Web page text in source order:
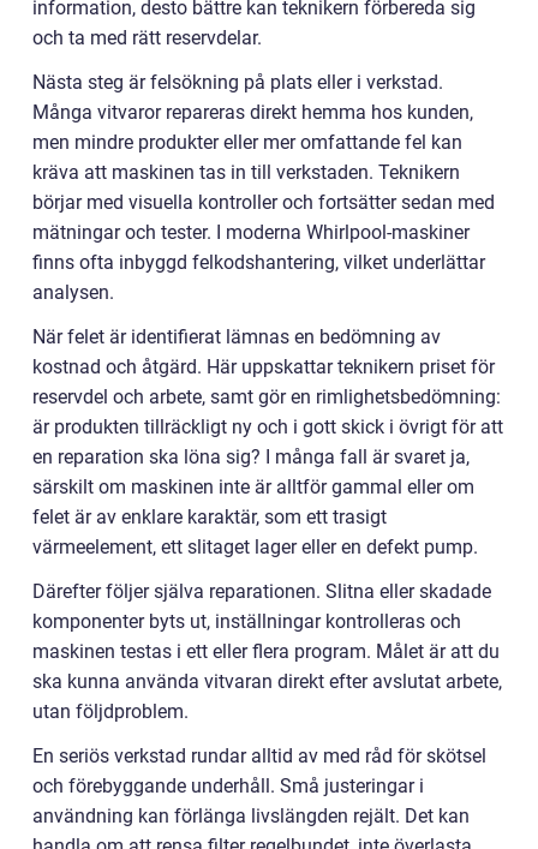
information, desto bättre kan teknikern förbereda sig
och ta med rätt reservdelar.
Nästa steg är felsökning på plats eller i verkstad.
Många vitvaror repareras direkt hemma hos kunden,
men mindre produkter eller mer omfattande fel kan
kräva att maskinen tas in till verkstaden. Teknikern
börjar med visuella kontroller och fortsätter sedan med
mätningar och tester. I moderna Whirlpool-maskiner
finns ofta inbyggd felkodshantering, vilket underlättar
analysen.
När felet är identifierat lämnas en bedömning av
kostnad och åtgärd. Här uppskattar teknikern priset för
reservdel och arbete, samt gör en rimlighetsbedömning:
är produkten tillräckligt ny och i gott skick i övrigt för att
en reparation ska löna sig? I många fall är svaret ja,
särskilt om maskinen inte är alltför gammal eller om
felet är av enklare karaktär, som ett trasigt
värmeelement, ett slitaget lager eller en defekt pump.
Därefter följer själva reparationen. Slitna eller skadade
komponenter byts ut, inställningar kontrolleras och
maskinen testas i ett eller flera program. Målet är att du
ska kunna använda vitvaran direkt efter avslutat arbete,
utan följdproblem.
En seriös verkstad rundar alltid av med råd för skötsel
och förebyggande underhåll. Små justeringar i
användning kan förlänga livslängden rejält. Det kan